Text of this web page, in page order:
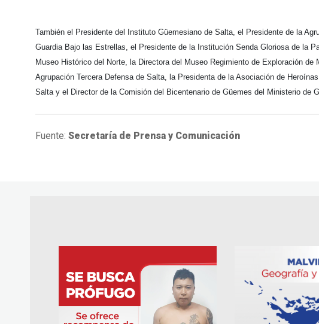
También el Presidente del Instituto Güemesiano de Salta, el Presidente de la
Guardia Bajo las Estrellas, el Presidente de la Institución Senda Gloriosa de la
Museo Histórico del Norte, la Directora del Museo Regimiento de Exploración
Agrupación Tercera Defensa de Salta, la Presidenta de la Asociación de
Salta y el Director de la Comisión del Bicentenario de Güemes del Ministerio de
Fuente: Secretaría de Prensa y Comunicación